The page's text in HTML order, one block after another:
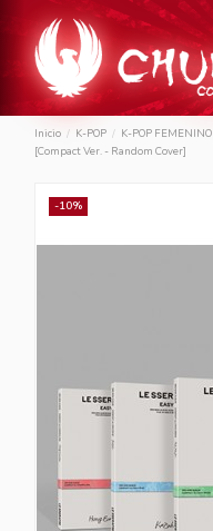
Inicio K-POP K-POP FEMENINO
[Compact Ver. - Random Cover]
-10%